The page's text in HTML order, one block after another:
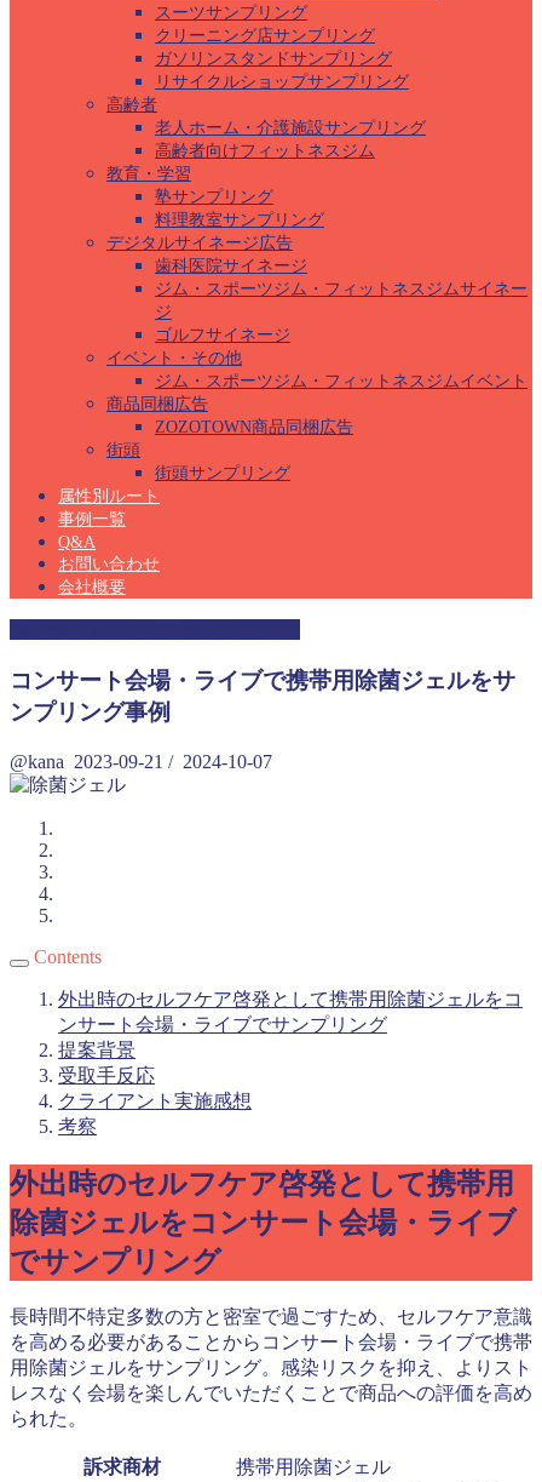
スーツサンプリング
クリーニング店サンプリング
ガソリンスタンドサンプリング
リサイクルショップサンプリング
高齢者
老人ホーム・介護施設サンプリング
高齢者向けフィットネスジム
教育・学習
塾サンプリング
料理教室サンプリング
デジタルサイネージ広告
歯科医院サイネージ
ジム・スポーツジム・フィットネスジムサイネー
ジ
ゴルフサイネージ
イベント・その他
ジム・スポーツジム・フィットネスジムイベント
商品同梱広告
ZOZOTOWN商品同梱広告
街頭
街頭サンプリング
属性別ルート
事例一覧
Q&A
お問い合わせ
会社概要
コンサート会場・ライブで携帯用除菌ジェルをサ
ンプリング事例
@kana 2023-09-21 / 2024-10-07
Contents
外出時のセルフケア啓発として携帯用除菌ジェルをコ
ンサート会場・ライブでサンプリング
提案背景
受取手反応
クライアント実施感想
考察
外出時のセルフケア啓発として携帯用
除菌ジェルをコンサート会場・ライブ
でサンプリング
長時間不特定多数の方と密室で過ごすため、セルフケア意識
を高める必要があることからコンサート会場・ライブで携帯
用除菌ジェルをサンプリング。感染リスクを抑え、よりスト
レスなく会場を楽しんでいただくことで商品への評価を高め
られた。
訴求商材 携帯用除菌ジェル